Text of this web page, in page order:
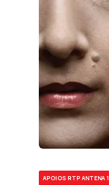
APOIOS RTP ANTENA 1